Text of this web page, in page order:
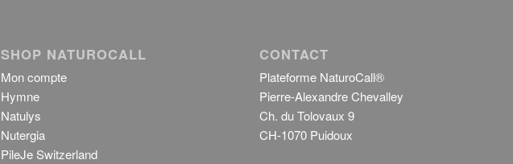
SHOP NATUROCALL
Mon compte
Hymne
Natulys
Nutergia
PileJe Switzerland
CONTACT
Plateforme NaturoCall®
Pierre-Alexandre Chevalley
Ch. du Tolovaux 9
CH-1070 Puidoux